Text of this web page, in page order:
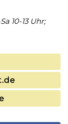
10-13 Uhr;